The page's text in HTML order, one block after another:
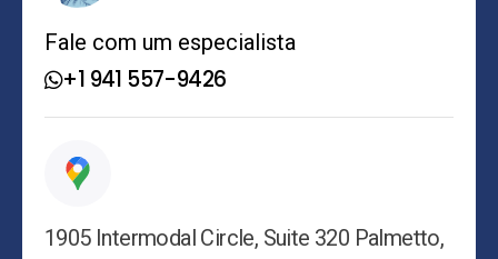
Fale com um especialista
+1 941 557-9426
1905 Intermodal Circle, Suite 320 Palmetto,